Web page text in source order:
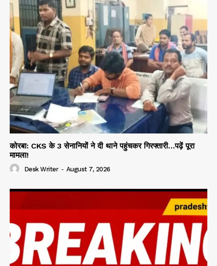
कोरबा: CKS के 3 सेनानियों ने दी थाने पहुंचकर गिरफ्तारी…पढ़ें पूरा
मामला!
Desk Writer - August 7, 2026